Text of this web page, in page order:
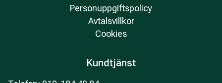
Personuppgiftspolicy
Avtalsvillkor
Cookies
Kundtjänst